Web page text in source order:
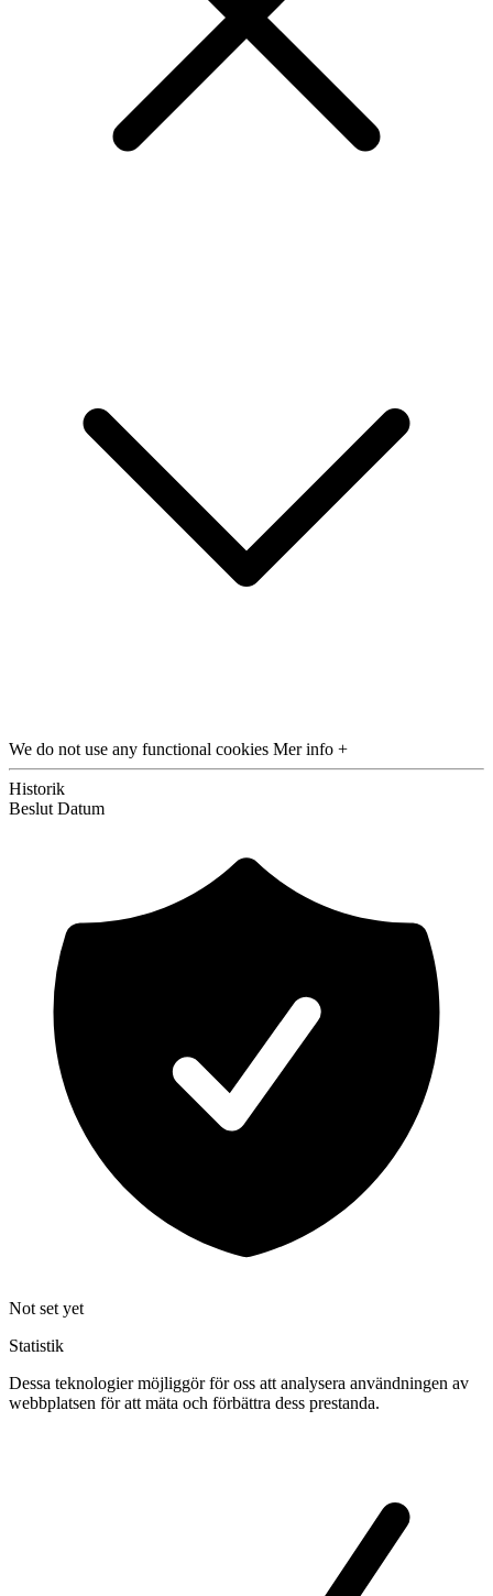
We do not use any functional cookies Mer info +
Historik
Beslut Datum
Not set yet
Statistik
Dessa teknologier möjliggör för oss att analysera användningen av
webbplatsen för att mäta och förbättra dess prestanda.